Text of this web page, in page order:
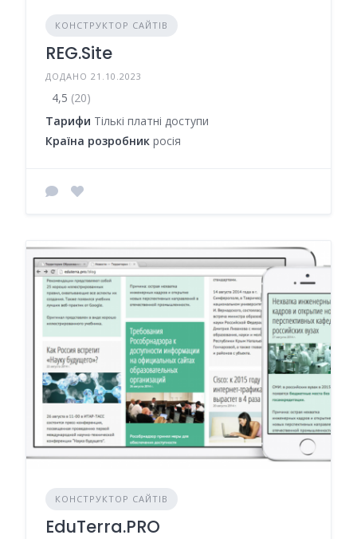
КОНСТРУКТОР САЙТІВ
REG.Site
ДОДАНО 21.10.2023
4,5 (20)
Тарифи Тількі платні доступи
Країна розробник росія
КОНСТРУКТОР САЙТІВ
EduTerra.PRO